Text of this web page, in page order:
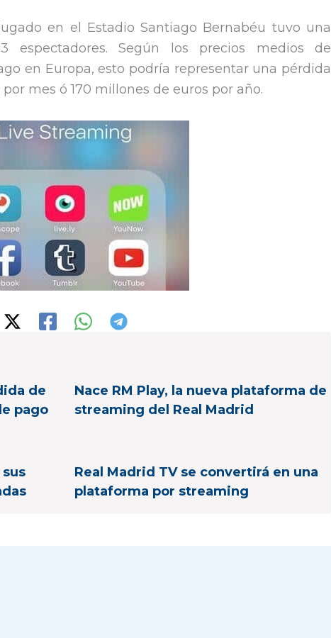
en el Estadio Santiago Bernabéu tuvo una
espectadores. Según los precios medios de
en Europa, esto podría representar una pérdida
mes ó 170 millones de euros por año.
de
pago
Nace RM Play, la nueva plataforma de
streaming del Real Madrid
Real Madrid TV se convertirá en una
plataforma por streaming